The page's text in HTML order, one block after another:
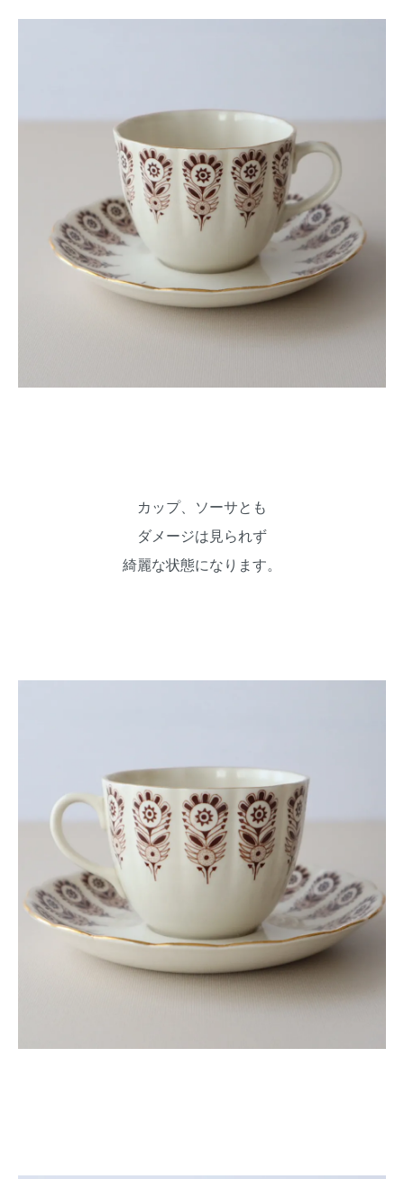
カップ、ソーサとも
ダメージは見られず
綺麗な状態になります。